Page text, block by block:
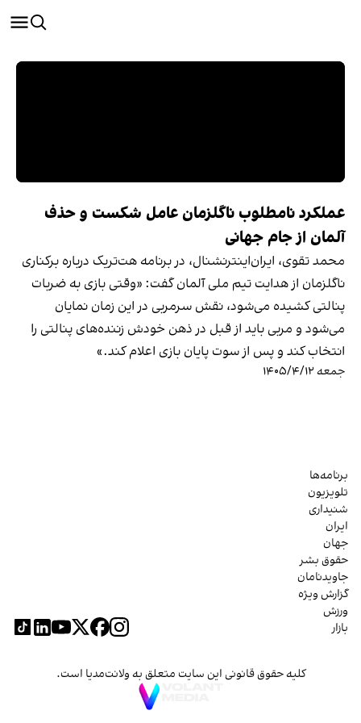
عملکرد نامطلوب ناگلزمان عامل شکست و حذف
آلمان از جام جهانی
محمد تقوی، ایران‌اینترنشنال، در برنامه هت‌تریک درباره برکناری
ناگلزمان از هدایت تیم ملی آلمان گفت: «وقتی بازی به ضربات
پنالتی کشیده می‌شود، نقش سرمربی در این زمان نمایان
می‌شود و مربی باید از قبل در ذهن خودش زننده‌های پنالتی را
انتخاب کند و پس از سوت پایان بازی اعلام کند.»
جمعه ۱۴۰۵/۴/۱۲
برنامه‌ها
تلویزیون
شنیداری
ایران
جهان
حقوق بشر
جاویدنامان
گزارش ویژه
ورزش
بازار
کلیه حقوق قانونی این سایت متعلق به ولانت‌مدیا است.